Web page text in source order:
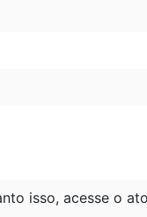
isso, acesse o ato